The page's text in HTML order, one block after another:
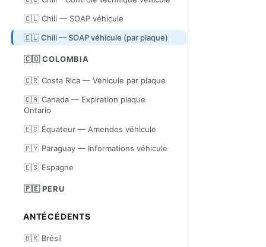
🇨🇱 Chili — SOAP véhicule
🇨🇱 Chili — SOAP véhicule (par plaque)
🇨🇴 COLOMBIA
🇨🇷 Costa Rica — Véhicule par plaque
🇨🇦 Canada — Expiration plaque
Ontario
🇪🇨 Équateur — Amendes véhicule
🇵🇾 Paraguay — Informations véhicule
🇪🇸 Espagne
🇵🇪 PERU
ANTÉCÉDENTS
🇧🇷 Brésil